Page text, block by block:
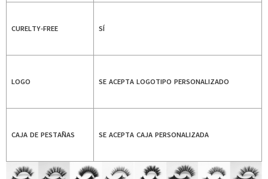
CURELTY-FREE SÍ
LOGO SE ACEPTA LOGOTIPO PERSONALIZADO
CAJA DE PESTAÑAS SE ACEPTA CAJA PERSONALIZADA